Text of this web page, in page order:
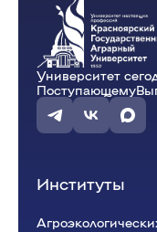
Университет
Поступающему
Институты